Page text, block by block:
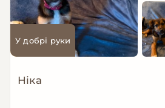
У добрі руки
Ніка